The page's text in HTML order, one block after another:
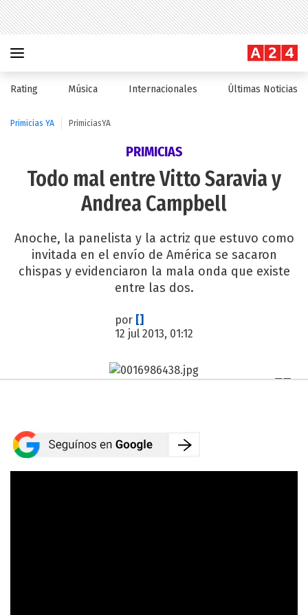
Rating Música Internacionales Últimas Noticias
Primicias YA PrimiciasYA
PRIMICIAS
Todo mal entre Vitto Saravia y
Andrea Campbell
Anoche, la panelista y la actriz que estuvo como
invitada en el envío de América se sacaron
chispas y evidenciaron la mala onda que existe
entre las dos.
por []
12 jul 2013, 01:12